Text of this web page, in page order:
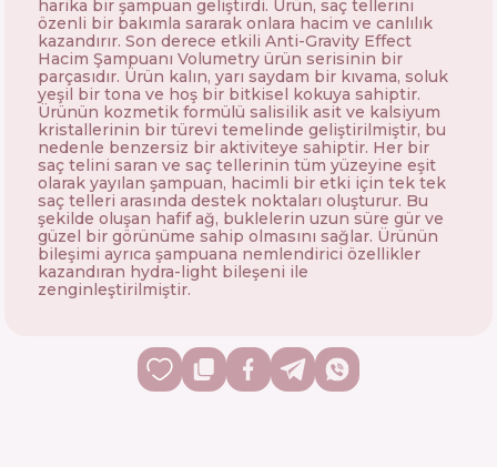
harika bir şampuan geliştirdi. Ürün, saç tellerini
özenli bir bakımla sararak onlara hacim ve canlılık
kazandırır. Son derece etkili Anti-Gravity Effect
Hacim Şampuanı Volumetry ürün serisinin bir
parçasıdır. Ürün kalın, yarı saydam bir kıvama, soluk
yeşil bir tona ve hoş bir bitkisel kokuya sahiptir.
Ürünün kozmetik formülü salisilik asit ve kalsiyum
kristallerinin bir türevi temelinde geliştirilmiştir, bu
nedenle benzersiz bir aktiviteye sahiptir. Her bir
saç telini saran ve saç tellerinin tüm yüzeyine eşit
olarak yayılan şampuan, hacimli bir etki için tek tek
saç telleri arasında destek noktaları oluşturur. Bu
şekilde oluşan hafif ağ, buklelerin uzun süre gür ve
güzel bir görünüme sahip olmasını sağlar. Ürünün
bileşimi ayrıca şampuana nemlendirici özellikler
kazandıran hydra-light bileşeni ile
zenginleştirilmiştir.